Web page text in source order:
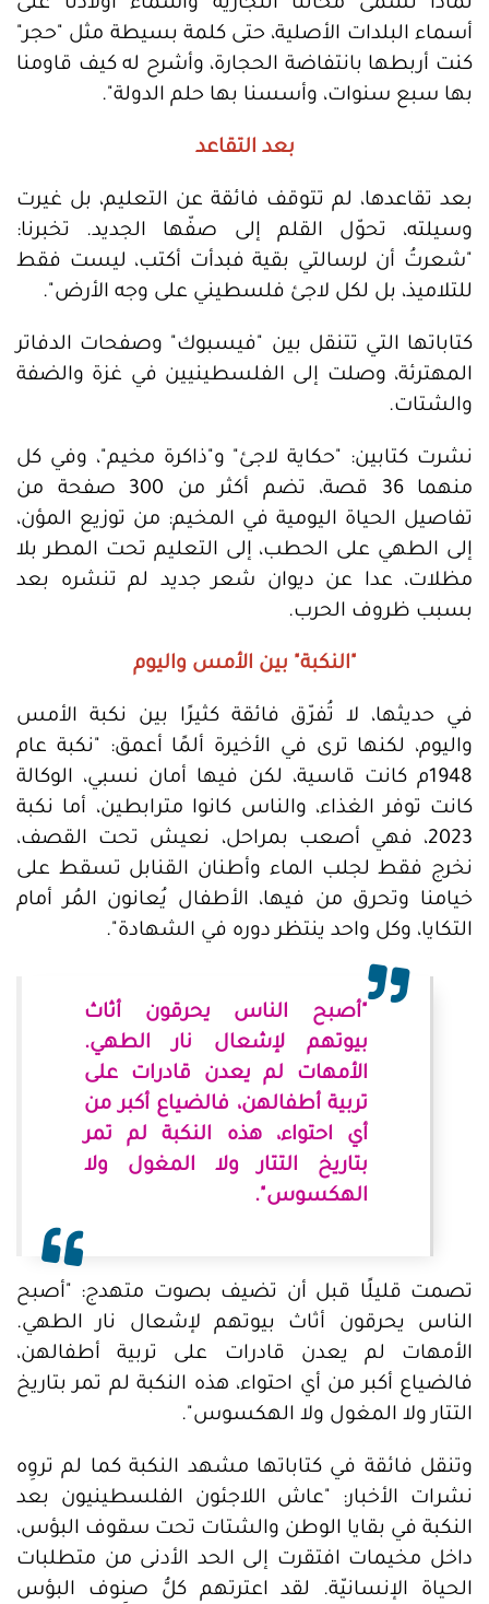
لماذا تُسمى محالنا التجارية وأسماء أولادنا على
أسماء البلدات الأصلية، حتى كلمة بسيطة مثل "حجر"
كنت أربطها بانتفاضة الحجارة، وأشرح له كيف قاومنا
بها سبع سنوات، وأسسنا بها حلم الدولة".
بعد التقاعد
بعد تقاعدها، لم تتوقف فائقة عن التعليم، بل غيرت
وسيلته، تحوّل القلم إلى صفّها الجديد. تخبرنا:
"شعرتُ أن لرسالتي بقية فبدأت أكتب، ليست فقط
للتلاميذ، بل لكل لاجئ فلسطيني على وجه الأرض".
كتاباتها التي تتنقل بين "فيسبوك" وصفحات الدفاتر
المهترئة، وصلت إلى الفلسطينيين في غزة والضفة
والشتات.
نشرت كتابين: "حكاية لاجئ" و"ذاكرة مخيم"، وفي كل
منهما 36 قصة، تضم أكثر من 300 صفحة من
تفاصيل الحياة اليومية في المخيم: من توزيع المؤن،
إلى الطهي على الحطب، إلى التعليم تحت المطر بلا
مظلات، عدا عن ديوان شعر جديد لم تنشره بعد
بسبب ظروف الحرب.
"النكبة" بين الأمس واليوم
في حديثها، لا تُفرّق فائقة كثيرًا بين نكبة الأمس
واليوم، لكنها ترى في الأخيرة ألمًا أعمق: "نكبة عام
1948م كانت قاسية، لكن فيها أمان نسبي، الوكالة
كانت توفر الغذاء، والناس كانوا مترابطين، أما نكبة
2023، فهي أصعب بمراحل، نعيش تحت القصف،
نخرج فقط لجلب الماء وأطنان القنابل تسقط على
خيامنا وتحرق من فيها، الأطفال يُعانون المُر أمام
التكايا، وكل واحد ينتظر دوره في الشهادة".
"أصبح الناس يحرقون أثاث
بيوتهم لإشعال نار الطهي.
الأمهات لم يعدن قادرات على
تربية أطفالهن، فالضياع أكبر من
أي احتواء، هذه النكبة لم تمر
بتاريخ التتار ولا المغول ولا
الهكسوس".
تصمت قليلًا قبل أن تضيف بصوت متهدج: "أصبح
الناس يحرقون أثاث بيوتهم لإشعال نار الطهي.
الأمهات لم يعدن قادرات على تربية أطفالهن،
فالضياع أكبر من أي احتواء، هذه النكبة لم تمر بتاريخ
التتار ولا المغول ولا الهكسوس".
وتنقل فائقة في كتاباتها مشهد النكبة كما لم تروِه
نشرات الأخبار: "عاش اللاجئون الفلسطينيون بعد
النكبة في بقايا الوطن والشتات تحت سقوف البؤس،
داخل مخيمات افتقرت إلى الحد الأدنى من متطلبات
الحياة الإنسانيّة. لقد اعترتهم كلُّ صنوف البؤس